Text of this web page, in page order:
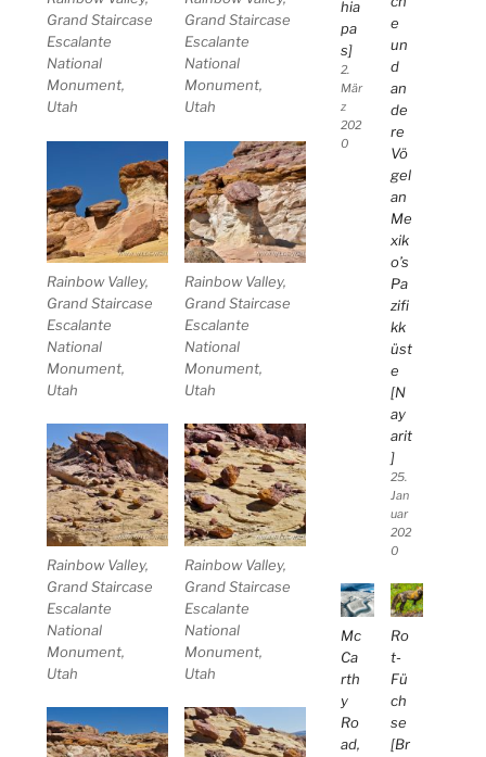
Grand Staircase
Escalante
National
Monument,
Utah
Grand Staircase
Escalante
National
Monument,
Utah
Rainbow Valley,
Grand Staircase
Escalante
National
Monument,
Utah
Rainbow Valley,
Grand Staircase
Escalante
National
Monument,
Utah
Rainbow Valley,
Grand Staircase
Escalante
National
Monument,
Utah
Rainbow Valley,
Grand Staircase
Escalante
National
Monument,
Utah
hia
pa
s]
2.
Mär
z
202
0
e
un
d
an
de
re
Vö
gel
an
Me
xik
o’s
Pa
zifi
kk
üst
e
[N
ay
arit
]
25.
Jan
uar
202
0
Mc
Ca
rth
y
Ro
ad,
Ro
t-
Fü
ch
se
[Br